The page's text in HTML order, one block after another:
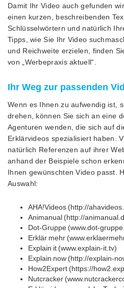
Damit Ihr Video auch gefunden
einen kurzen, beschreibenden
Schlüsselwörtern und natürlich
Tipps, wie Sie Ihr Video
und Reichweite erzielen, finden
von „Werbepraxis aktuell“.
Ihr Weg zur passenden
Wenn es Ihnen zu aufwendig ist,
drehen, können Sie sich an eine
Agenturen wenden, die sich auf
Erklärvideos spezialisiert haben.
natürlich Referenzen auf ihrer
anhand der Beispiele schon
Ihnen gewünschten Video passt.
Auswahl:
AHA!Videos (http://
Animanual (http://
Dot-Gruppe (www.dot-
Erklär mehr
Explain it (www.explain-it.tv)
Explain now (http://explain-
How2Expert (https://
Nutcracker